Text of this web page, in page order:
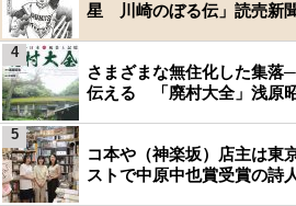
星 川崎のぼる伝」読売新
さまざまな無住化した集落
伝える 「廃村大全」浅原
4
コ本や（神楽坂）店主は東
ストで中原中也賞受賞の詩
5